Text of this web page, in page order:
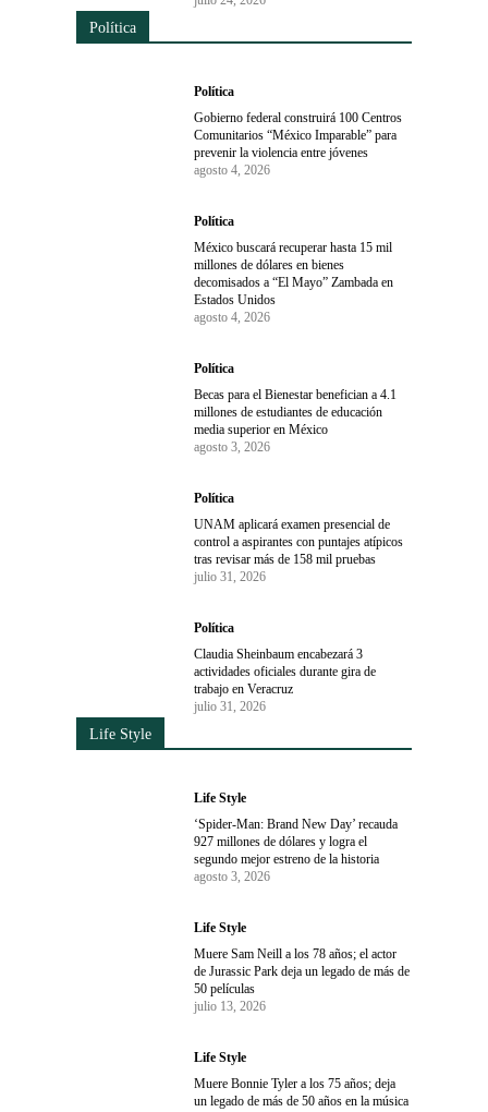
Política
Política
Gobierno federal construirá 100 Centros
Comunitarios “México Imparable” para
prevenir la violencia entre jóvenes
agosto 4, 2026
Política
México buscará recuperar hasta 15 mil
millones de dólares en bienes
decomisados a “El Mayo” Zambada en
Estados Unidos
agosto 4, 2026
Política
Becas para el Bienestar benefician a 4.1
millones de estudiantes de educación
media superior en México
agosto 3, 2026
Política
UNAM aplicará examen presencial de
control a aspirantes con puntajes atípicos
tras revisar más de 158 mil pruebas
julio 31, 2026
Política
Claudia Sheinbaum encabezará 3
actividades oficiales durante gira de
trabajo en Veracruz
julio 31, 2026
Life Style
Life Style
‘Spider-Man: Brand New Day’ recauda
927 millones de dólares y logra el
segundo mejor estreno de la historia
agosto 3, 2026
Life Style
Muere Sam Neill a los 78 años; el actor
de Jurassic Park deja un legado de más de
50 películas
julio 13, 2026
Life Style
Muere Bonnie Tyler a los 75 años; deja
un legado de más de 50 años en la música